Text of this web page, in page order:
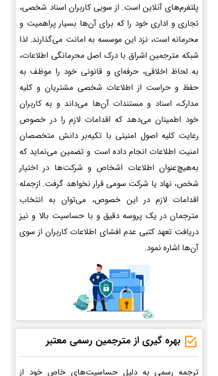
پلتفرم‌های آنلاین است. از سویی کاربران اسناد شخصی،
تجاری و اداری خود را که برای آن‌ها بسیار پراهمیت و
محرمانه است، نزد این موسسه به امانت می‌گذارند. لذا
شبکه مترجمین اشراق با درک اصل محرمانگی اطلاعات،
به لحاظ اخلاقی، حرفه‌ای و قانونی خود را موظف به
حفظ و حراست از اطلاعات شخصی مشتریان و کلیه
مدارک، اسناد و مستندات آن‌ها می‌داند و به کاربران
خود اطمینان می‌دهد که اقدامات لازم را در خصوص
رعایت کلیه اصول امنیتی با تکیه‌بر دانش متخصصان
امنیت اطلاعات انجام داده است و تضمین می‌نماید که
به‌هیچ‌عنوان اطلاعات اشخاص و شرکت‌ها در اختیار
شخص، نهاد یا شرکت سومی قرار نخواهد گرفت. ازجمله
اقدامات لازم در این خصوص، می‌توان به انتخاب
مترجمان در یک پروسه دقیق و با حساسیت بالا و نیز
دریافت تعهد کتبی عدم افشای اطلاعات کاربران از سوی
آن‌ها اشاره نمود.
بهره گیری از مترجمین رسمی معتبر
ترجمه رسمی به دلیل حساسیت‌های خاص خود از